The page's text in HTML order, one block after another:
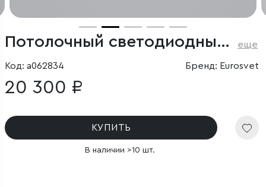
Потолочный светодиодный светильник еще
Код: a062834 Бренд: Eurosvet
20 300 ₽
КУПИТЬ
В наличии >10 шт.